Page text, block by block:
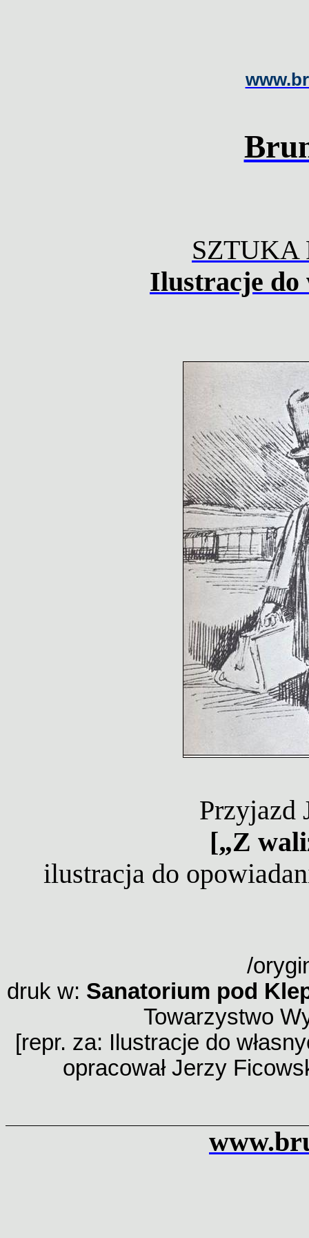
SZTUKA
Ilustracje do
Przyjazd
[„Z
ilustracja do
/
druk w: Sanatorium pod
Towarzystwo
[repr. za: Ilustracje do
opracował Jerzy